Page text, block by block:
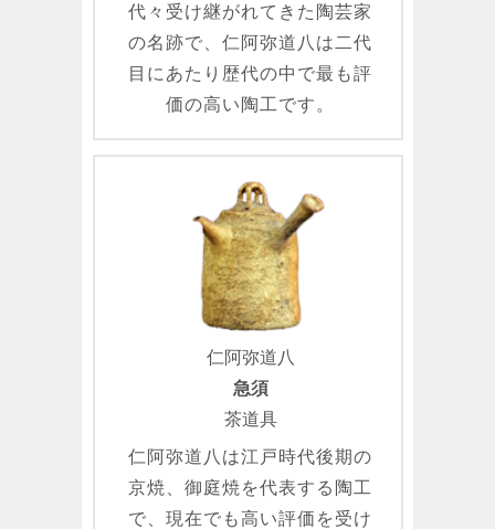
代々受け継がれてきた陶芸家
の名跡で、仁阿弥道八は二代
目にあたり歴代の中で最も評
価の高い陶工です。
仁阿弥道八
急須
茶道具
仁阿弥道八は江戸時代後期の
京焼、御庭焼を代表する陶工
で、現在でも高い評価を受け